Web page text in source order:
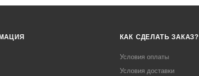
КАК СДЕЛАТЬ ЗАКАЗ?
Условия оплаты
Условия доставки